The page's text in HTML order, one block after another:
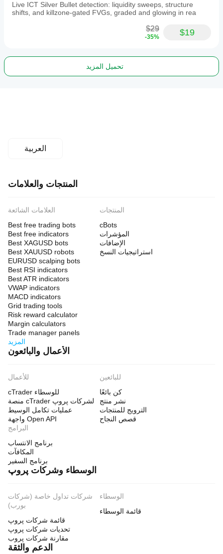
Live ICT Silver Bullet detection: liquidity sweeps, structure
shifts, and killzone-gated FVGs, graded and glowing in rea
$29
-35% $19
تحميل المزيد
العربية
المنتجات والعلامات
العلامات الشائعة
Best free trading bots
Best free indicators
Best XAGUSD bots
Best XAUUSD robots
EURUSD scalping bots
Best RSI indicators
Best ATR indicators
VWAP indicators
MACD indicators
Grid trading tools
Risk reward calculator
Margin calculators
Trade manager panels
المزيد
المنتجات
cBots
المؤشرات
الإضافات
استراتيجيات النسخ
الأعمال والبائعون
للأعمال
cTrader للوسطاء
منصة cTrader لشركات پروپ
عمليات تكامل الوسيط
واجهة Open API
للبائعين
كن بائعًا
نشر منتج
الترويج للمنتجات
قصص النجاح
البرامج
برنامج الانتساب
المكافآت
برنامج السفير
الوسطاء وشركات پروپ
شركات تداول خاصة (شركات
بورب)
قائمة شركات پروپ
تحديات شركات پروپ
مقارنة شركات پروب
الوسطاء
قائمة الوسطاء
الدعم والثقة